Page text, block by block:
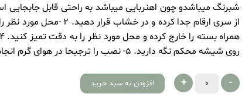
روی شیشه محکم نگه دارید. 5- نصب را ترجیحا در هوای گرم انجام ندهید تا خوب خشک شود. موفق باشید
-
+ افزودن به سبد خرید